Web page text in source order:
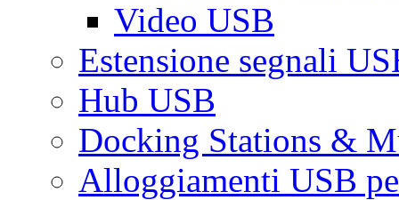
Video USB
Estensione segnali
Hub USB
Docking Stations &
Alloggiamenti USB